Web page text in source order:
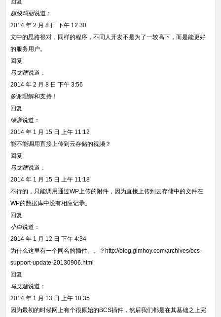
回复
超级玛丽说道：
2014 年 2 月 8 日 下午 12:30
文中的思路很对，同样的程序，不同人开发不是为了一较高下，而是能更好
的服务用户。
回复
马文建说道：
2014 年 2 月 8 日 下午 3:56
多谢理解和支持！
回复
绿萝说道：
2014 年 1 月 15 日 上午 11:12
能不能调用直接上传到云存储的视频？
回复
马文建说道：
2014 年 1 月 15 日 上午 11:18
不行的，只能调用通过WP上传的附件，因为直接上传到云存储中的文件在
WP的数据库中没有相应记录。
回复
小白说道：
2014 年 1 月 12 日 下午 4:34
为什么这里有一个同名的插件。。？http://blog.gimhoy.com/archives/bcs-
support-update-20130906.html
回复
马文建说道：
2014 年 1 月 13 日 上午 10:35
因为最初的时候网上有个很原始的BCS插件，然后我们都是在其基础之上完